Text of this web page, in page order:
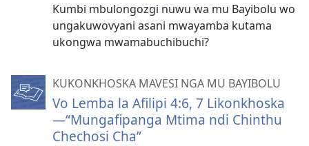
Kumbi mbulongozgi nuwu wa mu Bayibolu wo
ungakuwovyani asani mwayamba kutama
ukongwa mwamabuchibuchi?
KUKONKHOSKA MAVESI NGA MU BAYIBOLU
Vo Lemba la Afilipi 4:6, 7 Likonkhoska
—“Mungafipanga Mtima ndi Chinthu
Chechosi Cha”